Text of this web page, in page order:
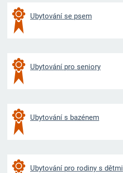
Ubytování se psem
Ubytování pro seniory
Ubytování s bazénem
Ubytování pro rodiny s dětmi